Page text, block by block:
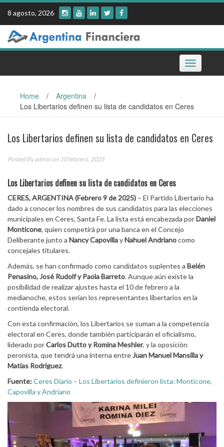
Skip
content
8 agosto, 2026
Toggle
navigation
Home / Argentina
/
Los Libertarios definen su lista de candidatos en Ceres
Los Libertarios definen su lista de candidatos en Ceres
Posted Byadmin on 10 febrero, 2025
Los Libertarios definen su lista de candidatos en Ceres
CERES, ARGENTINA (Febrero 9 de 2025) – El Partido Libertario ha
dado a conocer los nombres de sus candidatos para las elecciones
municipales en Ceres, Santa Fe. La lista está encabezada porDaniel
Monticone, quien competirá por una banca en el Concejo
Deliberante junto a Nancy CapovillayNahuel Andrianocomo
concejales titulares.
Además, se han confirmado como candidatos suplentes a Belén
Penasino, José Rudolf y Paola Barreto. Aunque aún existe la
posibilidad de realizar ajustes hasta el 10 de febrero a la
medianoche, estos serían los representantes libertarios en la
contienda electoral.
Con esta confirmación, los Libertarios se suman a la competencia
electoral en Ceres, donde también participarán el oficialismo,
liderado porCarlos Dutto y Romina Meshler, y la oposición
peronista, que tendrá una interna entre Juan Manuel Mansilla y
Matías Rodríguez.
Fuente:Ceres Diario – Los Libertarios definieron lista: Monticone,
Capovilla y Andriano